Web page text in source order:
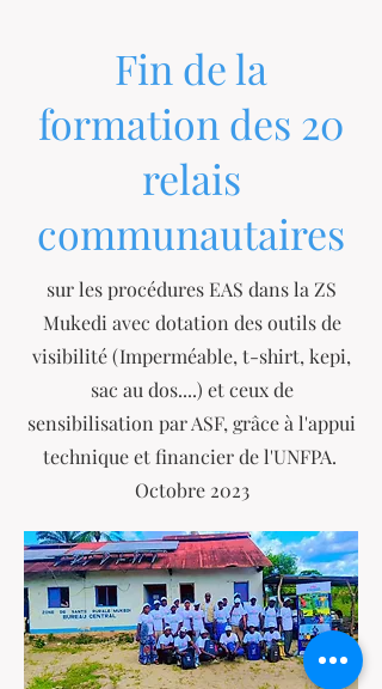
Fin de la
formation des 20
relais
communautaires
sur les procédures EAS dans la ZS
Mukedi avec dotation des outils de
visibilité (Imperméable, t-shirt, kepi,
sac au dos....) et ceux de
sensibilisation par ASF, grâce à l'appui
technique et financier de l'UNFPA.
Octobre 2023